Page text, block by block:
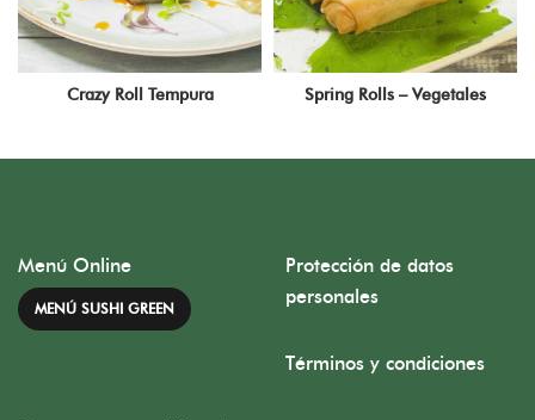
Crazy Roll Tempura Spring Rolls – Vegetales
Menú Online
MENÚ SUSHI GREEN
Protección de datos
personales
Términos y condiciones